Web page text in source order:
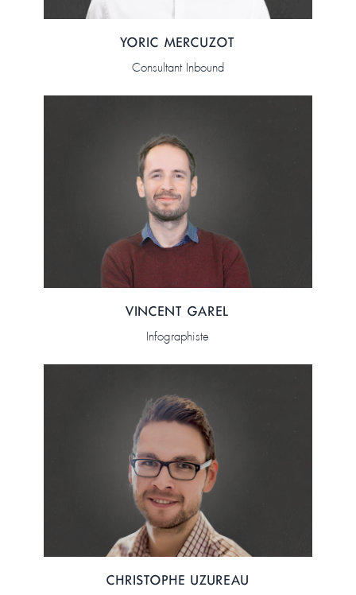
YORIC MERCUZOT
Consultant Inbound
VINCENT GAREL
Infographiste
CHRISTOPHE UZUREAU